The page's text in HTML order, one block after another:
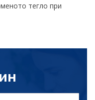
тегло при